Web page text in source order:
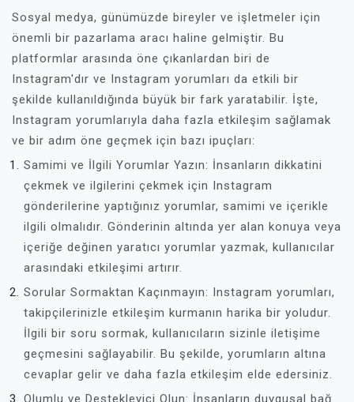
Sosyal medya, günümüzde bireyler ve işletmeler için
önemli bir pazarlama aracı haline gelmiştir. Bu
platformlar arasında öne çıkanlardan biri de
Instagram'dır ve Instagram yorumları da etkili bir
şekilde kullanıldığında büyük bir fark yaratabilir. İşte,
Instagram yorumlarıyla daha fazla etkileşim sağlamak
ve bir adım öne geçmek için bazı ipuçları:
Samimi ve İlgili Yorumlar Yazın: İnsanların dikkatini
çekmek ve ilgilerini çekmek için Instagram
gönderilerine yaptığınız yorumlar, samimi ve içerikle
ilgili olmalıdır. Gönderinin altında yer alan konuya veya
içeriğe değinen yaratıcı yorumlar yazmak, kullanıcılar
arasındaki etkileşimi artırır.
Sorular Sormaktan Kaçınmayın: Instagram yorumları,
takipçilerinizle etkileşim kurmanın harika bir yoludur.
İlgili bir soru sormak, kullanıcıların sizinle iletişime
geçmesini sağlayabilir. Bu şekilde, yorumların altına
cevaplar gelir ve daha fazla etkileşim elde edersiniz.
Olumlu ve Destekleyici Olun: İnsanların duygusal bağ